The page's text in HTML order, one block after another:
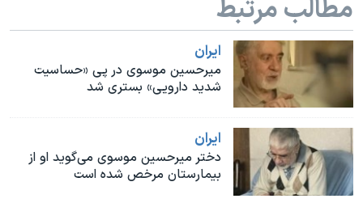
نرگس محمدی برنده جایزه نوبل صلح
همایش محافظه‌کاران آمریکا «سی‌پک»
صفحه‌های ویژه
مطالب مرتبط
ايران
میرحسین موسوی در پی «حساسیت
شدید دارویی» بستری شد
ايران
دختر میرحسین موسوی می‌گوید او از
بیمارستان مرخص شده است